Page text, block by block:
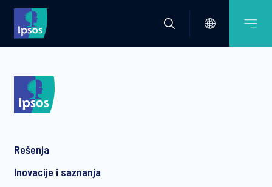
Rešenja
Inovacije i saznanja